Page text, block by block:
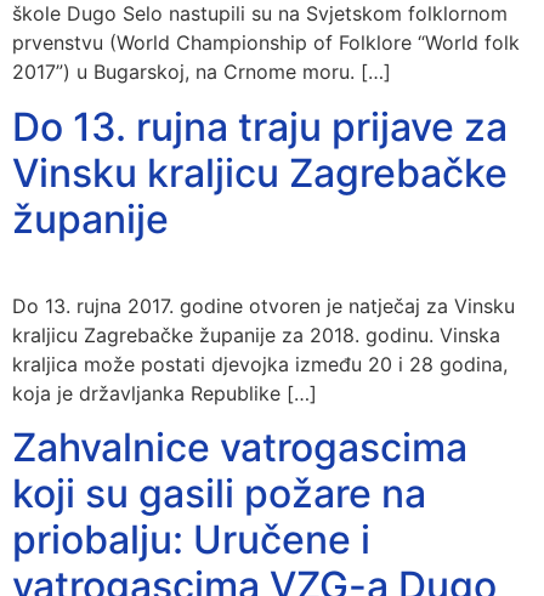
škole Dugo Selo nastupili su na Svjetskom folklornom
prvenstvu (World Championship of Folklore “World folk
2017”) u Bugarskoj, na Crnome moru. […]
Do 13. rujna traju prijave za
Vinsku kraljicu Zagrebačke
županije
Do 13. rujna 2017. godine otvoren je natječaj za Vinsku
kraljicu Zagrebačke županije za 2018. godinu. Vinska
kraljica može postati djevojka između 20 i 28 godina,
koja je državljanka Republike […]
Zahvalnice vatrogascima
koji su gasili požare na
priobalju: Uručene i
vatrogascima VZG-a Dugo